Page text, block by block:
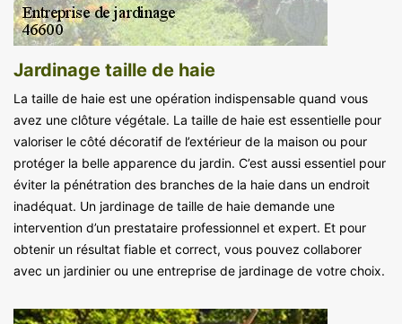
Jardinage taille de haie
La taille de haie est une opération indispensable quand vous
avez une clôture végétale. La taille de haie est essentielle pour
valoriser le côté décoratif de l’extérieur de la maison ou pour
protéger la belle apparence du jardin. C’est aussi essentiel pour
éviter la pénétration des branches de la haie dans un endroit
inadéquat. Un jardinage de taille de haie demande une
intervention d’un prestataire professionnel et expert. Et pour
obtenir un résultat fiable et correct, vous pouvez collaborer
avec un jardinier ou une entreprise de jardinage de votre choix.